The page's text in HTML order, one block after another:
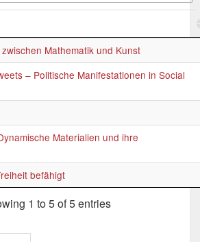
Mathematik und Kunst
– Politische Manifestationen in Social
Materialien und ihre
befähigt
1 to 5 of 5 entries